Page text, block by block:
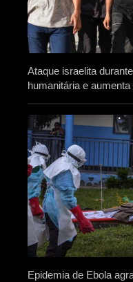
Ataque israelita
humanitária e
Epidemia de Ebola